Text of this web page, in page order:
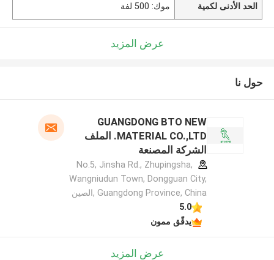
الحد الأدنى لكمية موك: 500 لفة
عرض المزيد
حول نا
GUANGDONG BTO NEW
MATERIAL CO.,LTD. الملف
الشركة المصنعة
No.5, Jinsha Rd., Zhupingsha,
Wangniudun Town, Dongguan City,
Guangdong Province, China ,الصين
5.0
يدقّق ممون
عرض المزيد